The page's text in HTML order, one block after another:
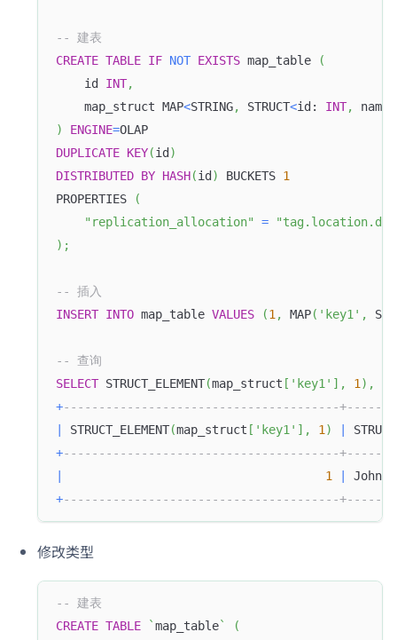
-- 建表
CREATE TABLE IF NOT EXISTS map_table
(
    id
INT,
    map_struct MAP
<STRING, STRUCT<id: INT,
)
ENGINE=OLAP
DUPLICATE KEY(id )
DISTRIBUTED BY HASH(id ) BUCKETS 1
PROPERTIES
(
"replication_allocation"
=
) ;
-- 插入
INSERT INTO map_table VALUES (1, MAP( 'key1' ,
-- 查询
SELECT STRUCT_ELEMENT(map_struct [ 'key1' ] , 1) ,
+---------------------------------------
STRUCT_ELEMENT(map_struct [ 'key1' ] , 1)
+---------------------------------------
1
+---------------------------------------
修改类型
-- 建表
CREATE TABLE `map_table`
(